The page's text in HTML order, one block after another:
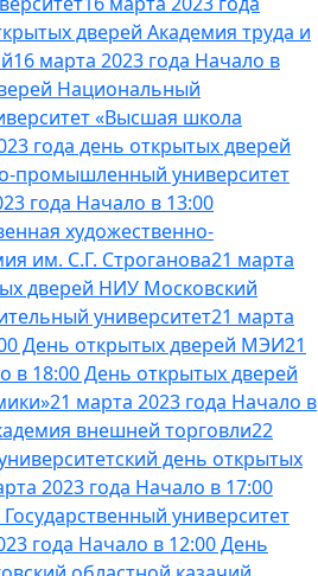
дверей Академия труда и
16 марта 2023 года Начало в
Национальный
«Высшая школа
года день открытых дверей
промышленный университет
года Начало в 13:00
художественно-
им. С.Г. Строганова21 марта
дверей НИУ Московский
университет21 марта
День открытых дверей МЭИ21
в 18:00 День открытых дверей
21 марта 2023 года Начало в
внешней торговли22
день открытых
2023 года Начало в 17:00
университет
года Начало в 12:00 День